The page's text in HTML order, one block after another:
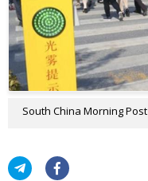
South China Morning Post